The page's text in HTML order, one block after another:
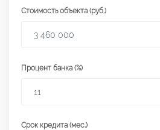
Стоимость объекта (руб.)
Процент банка (%)
Срок кредита (мес.)